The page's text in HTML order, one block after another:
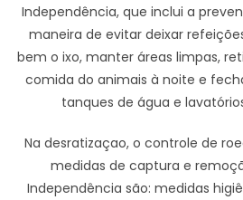
Independência, que inclui a
maneira de evitar deixar
bem o ixo, manter áreas limpas,
comida do animais à noite e
tanques de água e
Na desratizaçao, o controle de
medidas de captura e
Independência são: medidas